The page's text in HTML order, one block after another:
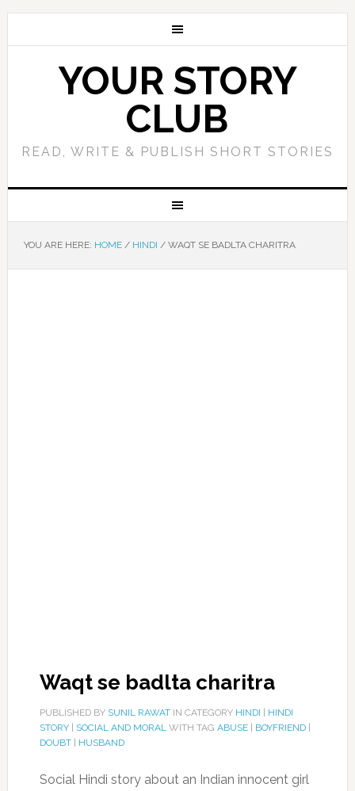
YOUR STORY
CLUB
READ, WRITE & PUBLISH SHORT STORIES
YOU ARE HERE: HOME / HINDI /WAQT SE BADLTA CHARITRA
Waqt se badlta charitra
PUBLISHED BY SUNIL RAWATIN CATEGORY HINDI
HINDI
STORY| SOCIAL AND MORALWITH TAG ABUSE| BOYFRIEND|
DOUBT| HUSBAND
Social Hindi story about an Indian innocent girl